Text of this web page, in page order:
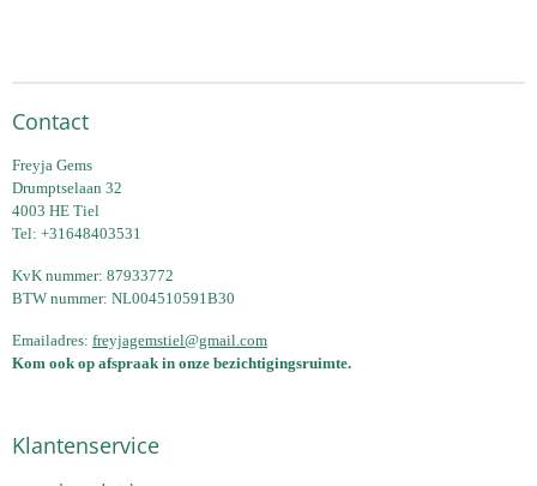
Contact
Freyja Gems
Drumptselaan 32
4003 HE Tiel
Tel: +31648403531
KvK nummer: 87933772
BTW nummer: NL004510591B30
Emailadres: freyjagemstiel@gmail.com
Kom ook op afspraak in onze bezichtigingsruimte.
Klantenservice